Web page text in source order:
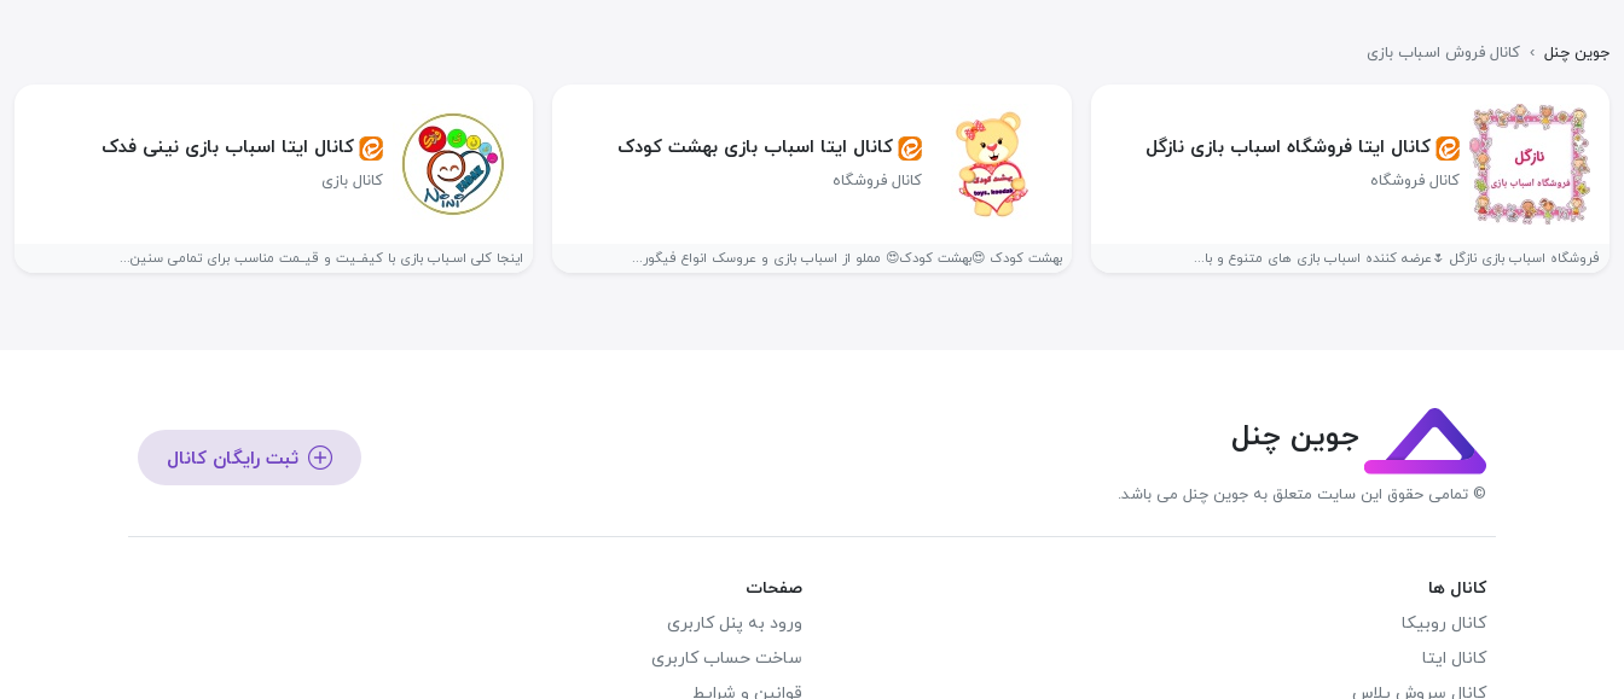
جوین چنل › کانال فروش اسباب بازی
کانال ایتا فروشگاه اسباب بازی نازگل
کانال فروشگاه
فروشگاه اسباب بازی نازگل 🌷عرضه کننده اسباب بازی های متنوع و با...
کانال ایتا اسباب بازی بهشت کودک
کانال فروشگاه
بهشت کودک 😍بهشت کودک😍 مملو از اسباب بازی و عروسک انواع فیگور...
کانال ایتا اسباب بازی نینی فدک
کانال بازی
اینجا کلی اسـباب بازی با کیفــیت و قیــمت مناسب برای تمامی سنین...
جوین چنل
© تمامی حقوق این سایت متعلق به جوین چنل می باشد.
ثبت رایگان کانال
کانال ها
کانال روبیکا
کانال ایتا
کانال سروش پلاس
صفحات
ورود به پنل کاربری
ساخت حساب کاربری
قوانین و شرایط